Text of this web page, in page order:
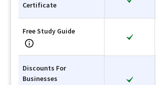
Certificate
Free Study Guide
Discounts For
Businesses